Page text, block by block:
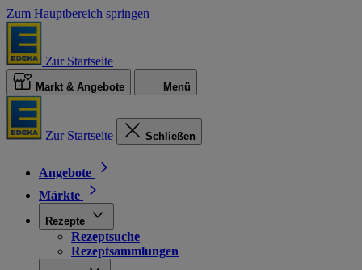
Zum Hauptbereich springen
Zur Startseite
Markt & Angebote Menü
Zur Startseite Schließen
Angebote
Märkte
Rezepte
Rezeptsuche
Rezeptsammlungen